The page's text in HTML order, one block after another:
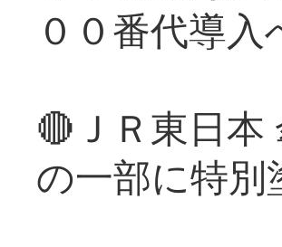
００番代導入
🔴ＪＲ東日本
の一部に特別